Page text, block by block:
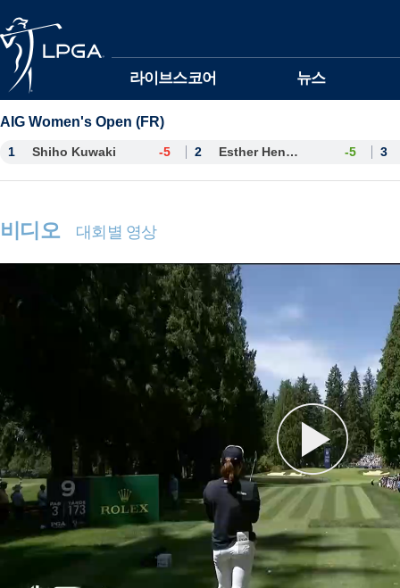
라이브스코어 뉴스
AIG Women's Open (FR)
1 Shiho Kuwaki -5 2 Esther Henseleit -5 3
비디오 대회별 영상